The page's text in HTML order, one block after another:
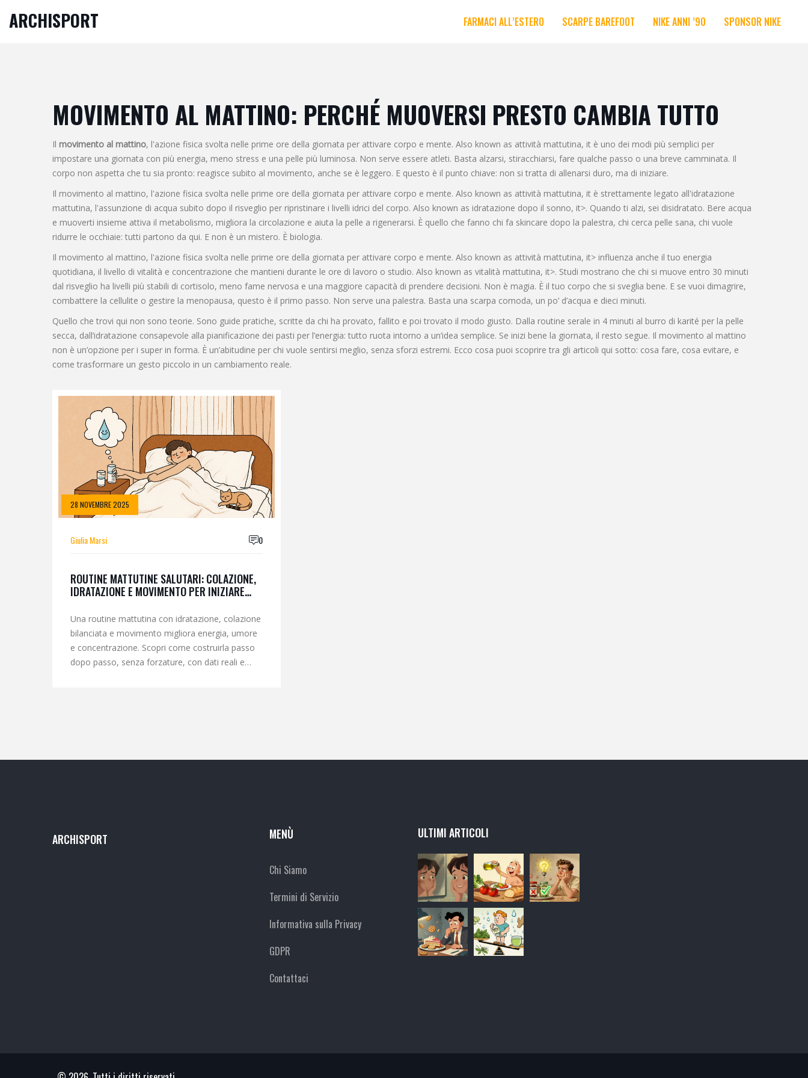
ARCHISPORT FARMACI ALL’ESTERO SCARPE BAREFOOT NIKE ANNI ’90 SPONSOR NIKE
MOVIMENTO AL MATTINO: PERCHÉ MUOVERSI PRESTO CAMBIA TUTTO
Il movimento al mattino, l'azione fisica svolta nelle prime ore della giornata per attivare corpo e mente. Also known as attività mattutina, it è uno dei modi più semplici per
impostare una giornata con più energia, meno stress e una pelle più luminosa. Non serve essere atleti. Basta alzarsi, stiracchiarsi, fare qualche passo o una breve camminata. Il
corpo non aspetta che tu sia pronto: reagisce subito al movimento, anche se è leggero. E questo è il punto chiave: non si tratta di allenarsi duro, ma di iniziare.
Il movimento al mattino, l'azione fisica svolta nelle prime ore della giornata per attivare corpo e mente. Also known as attività mattutina, it è strettamente legato all'idratazione
mattutina, l'assunzione di acqua subito dopo il risveglio per ripristinare i livelli idrici del corpo. Also known as idratazione dopo il sonno, it>. Quando ti alzi, sei disidratato. Bere acqua
e muoverti insieme attiva il metabolismo, migliora la circolazione e aiuta la pelle a rigenerarsi. È quello che fanno chi fa skincare dopo la palestra, chi cerca pelle sana, chi vuole
ridurre le occhiaie: tutti partono da qui. E non è un mistero. È biologia.
Il movimento al mattino, l'azione fisica svolta nelle prime ore della giornata per attivare corpo e mente. Also known as attività mattutina, it> influenza anche il tuo energia
quotidiana, il livello di vitalità e concentrazione che mantieni durante le ore di lavoro o studio. Also known as vitalità mattutina, it>. Studi mostrano che chi si muove entro 30 minuti
dal risveglio ha livelli più stabili di cortisolo, meno fame nervosa e una maggiore capacità di prendere decisioni. Non è magia. È il tuo corpo che si sveglia bene. E se vuoi dimagrire,
combattere la cellulite o gestire la menopausa, questo è il primo passo. Non serve una palestra. Basta una scarpa comoda, un po’ d’acqua e dieci minuti.
Quello che trovi qui non sono teorie. Sono guide pratiche, scritte da chi ha provato, fallito e poi trovato il modo giusto. Dalla routine serale in 4 minuti al burro di karité per la pelle
secca, dall’idratazione consapevole alla pianificazione dei pasti per l’energia: tutto ruota intorno a un’idea semplice. Se inizi bene la giornata, il resto segue. Il movimento al mattino
non è un’opzione per i super in forma. È un’abitudine per chi vuole sentirsi meglio, senza sforzi estremi. Ecco cosa puoi scoprire tra gli articoli qui sotto: cosa fare, cosa evitare, e
come trasformare un gesto piccolo in un cambiamento reale.
28 NOVEMBRE 2025
Giulia Marsi 0
ROUTINE MATTUTINE SALUTARI: COLAZIONE,
IDRATAZIONE E MOVIMENTO PER INIZIARE
Una routine mattutina con idratazione, colazione
bilanciata e movimento migliora energia, umore
e concentrazione. Scopri come costruirla passo
dopo passo, senza forzature, con dati reali e
ARCHISPORT MENÙ
Chi Siamo
Termini di Servizio
Informativa sulla Privacy
GDPR
Contattaci
ULTIMI ARTICOLI